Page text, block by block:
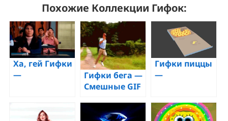
Похожие Коллекции Гифок:
Ха, гей Гифки
—
Анимированные
этого мема
Гифки бега —
Смешные GIF
спешки
Гифки пиццы
—
изображения